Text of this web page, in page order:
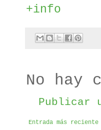
+info
No hay
Publicar
Entrada más reciente